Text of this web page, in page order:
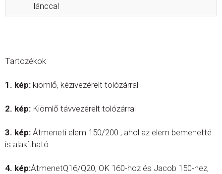
lánccal
Tartozékok
1. kép: kiömlő, kézivezérelt tolózárral
2. kép: Kiömlő távvezérelt tolózárral
3. kép: Átmeneti elem 150/200 , ahol az elem bemenetté
is alakítható
4. kép:ÁtmenetQ16/Q20, OK 160-hoz és Jacob 150-hez,